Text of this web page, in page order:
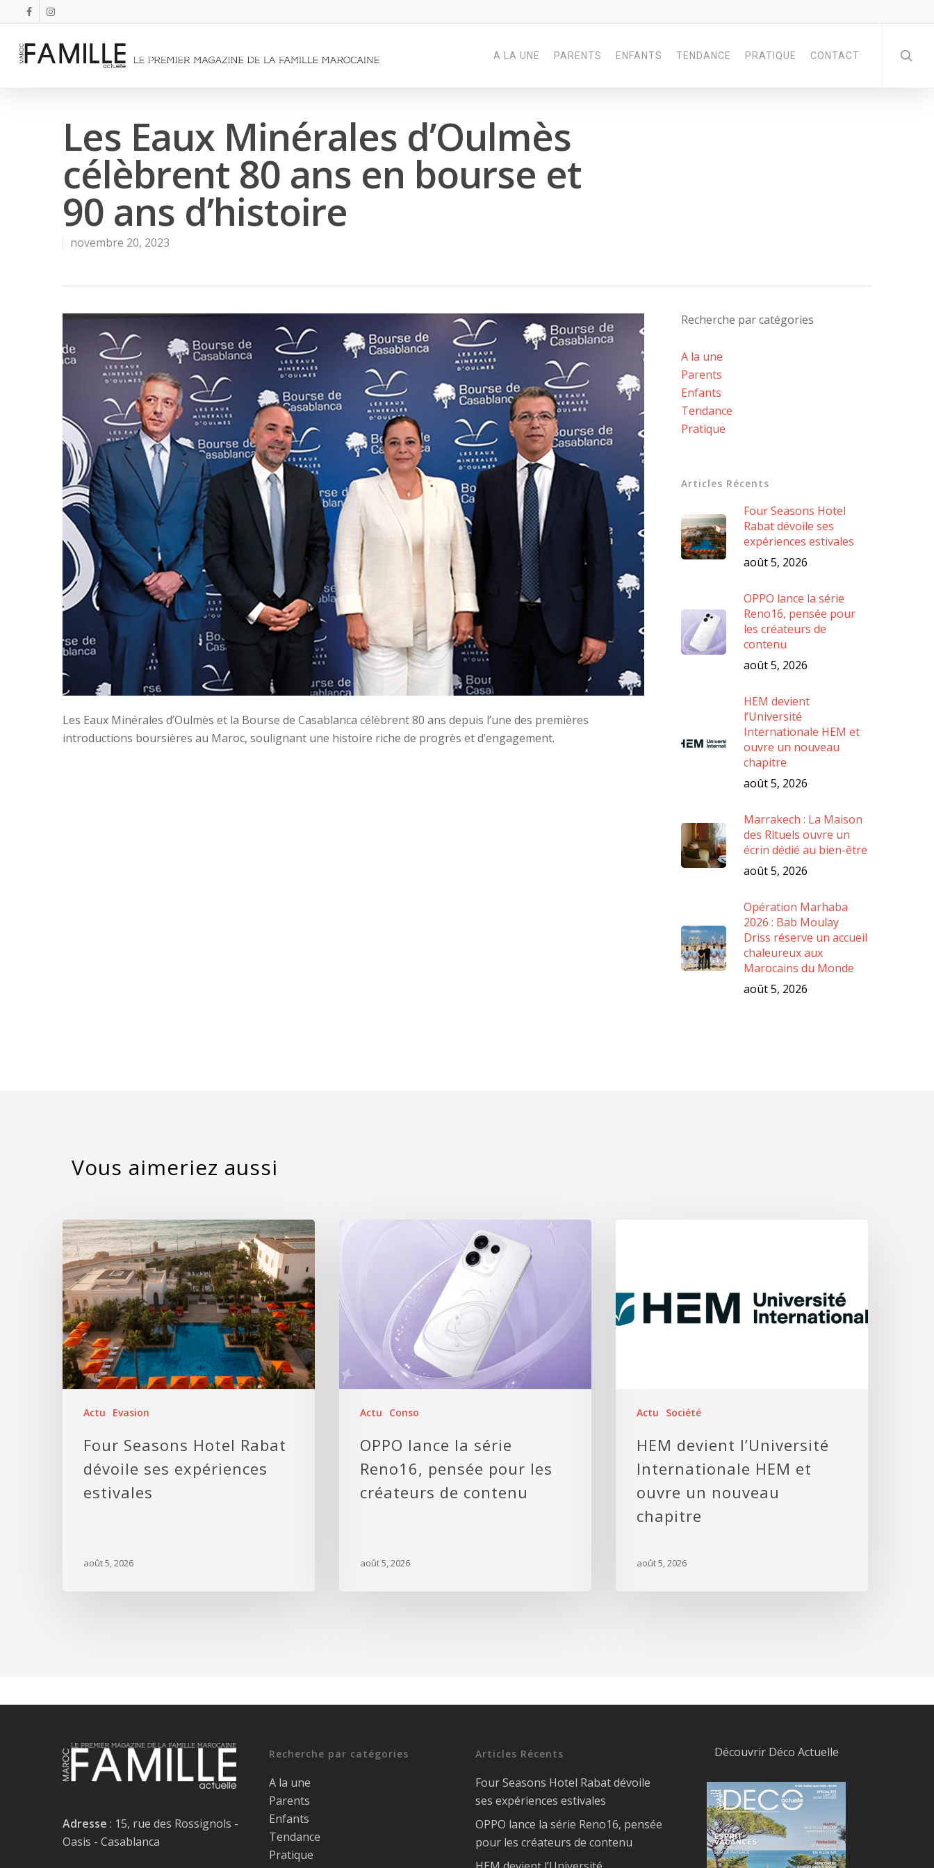
A LA UNE PARENTS ENFANTS TENDANCE PRATIQUE CONTACT
Les Eaux Minérales d’Oulmès
célèbrent 80 ans en bourse et
90 ans d’histoire
novembre 20, 2023
Les Eaux Minérales d’Oulmès et la Bourse de Casablanca célèbrent 80 ans depuis l’une des premières
introductions boursières au Maroc, soulignant une histoire riche de progrès et d’engagement.
Recherche par catégories
A la une
Parents
Enfants
Tendance
Pratique
Articles Récents
Four Seasons Hotel
Rabat dévoile ses
expériences estivales
août 5, 2026
OPPO lance la série
Reno16, pensée pour
les créateurs de
contenu
août 5, 2026
HEM devient
l’Université
Internationale HEM et
ouvre un nouveau
chapitre
août 5, 2026
Marrakech : La Maison
des Rituels ouvre un
écrin dédié au bien-être
août 5, 2026
Opération Marhaba
2026 : Bab Moulay
Driss réserve un accueil
chaleureux aux
Marocains du Monde
août 5, 2026
Actu Evasion
Four Seasons Hotel Rabat
dévoile ses expériences
estivales
août 5, 2026
Actu Conso
OPPO lance la série
Reno16, pensée pour les
créateurs de contenu
août 5, 2026
Actu Société
HEM devient l’Université
Internationale HEM et
ouvre un nouveau
chapitre
août 5, 2026
Adresse : 15, rue des Rossignols -
Oasis - Casablanca
Recherche par catégories
A la une
Parents
Enfants
Tendance
Pratique
Articles Récents
Four Seasons Hotel Rabat dévoile
ses expériences estivales
OPPO lance la série Reno16, pensée
pour les créateurs de contenu
Découvrir Déco Actuelle